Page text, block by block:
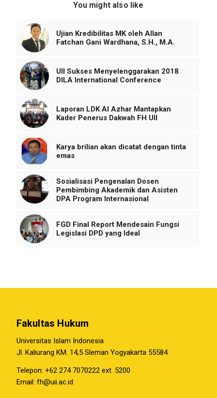
You might also like
Ujian Kredibilitas MK oleh Allan
Fatchan Gani Wardhana, S.H., M.A.
UII Sukses Menyelenggarakan 2018
DILA International Conference
Laporan LDK Al Azhar Mantapkan
Kader Penerus Dakwah FH UII
Karya brilian akan dicatat dengan tinta
emas
Sosialisasi Pengenalan Dosen
Pembimbing Akademik dan Asisten
DPA Program Internasional
FGD Final Report Mendesain Fungsi
Legislasi DPD yang Ideal
Fakultas Hukum
Universitas Islam Indonesia
Jl. Kaliurang KM. 14,5 Sleman Yogyakarta 55584
Telepon: +62 274 7070222 ext. 5200
Email: fh@uii.ac.id